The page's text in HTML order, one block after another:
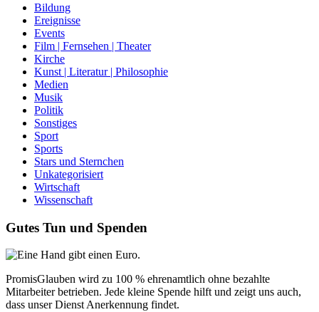
Bildung
Ereignisse
Events
Film | Fernsehen | Theater
Kirche
Kunst | Literatur | Philosophie
Medien
Musik
Politik
Sonstiges
Sport
Sports
Stars und Sternchen
Unkategorisiert
Wirtschaft
Wissenschaft
Gutes Tun und Spenden
PromisGlauben wird zu 100 % ehrenamtlich ohne bezahlte
Mitarbeiter betrieben. Jede kleine Spende hilft und zeigt uns auch,
dass unser Dienst Anerkennung findet.